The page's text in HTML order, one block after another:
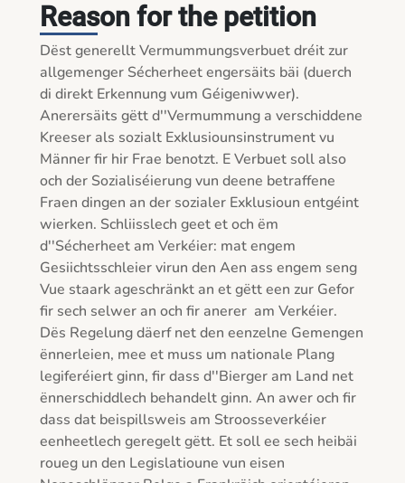
Reason for the petition
Dëst generellt Vermummungsverbuet dréit zur
allgemenger Sécherheet engersäits bäi (duerch
di direkt Erkennung vum Géigeniwwer).
Anerersäits gëtt d''Vermummung a verschiddene
Kreeser als sozialt Exklusiounsinstrument vu
Männer fir hir Frae benotzt. E Verbuet soll also
och der Sozialiséierung vun deene betraffene
Fraen dingen an der sozialer Exklusioun entgéint
wierken. Schliisslech geet et och ëm
d''Sécherheet am Verkéier: mat engem
Gesiichtsschleier virun den Aen ass engem seng
Vue staark ageschränkt an et gëtt een zur Gefor
fir sech selwer an och fir anerer  am Verkéier.
Dës Regelung däerf net den eenzelne Gemengen
ënnerleien, mee et muss um nationale Plang
legiferéiert ginn, fir dass d''Bierger am Land net
ënnerschiddlech behandelt ginn. An awer och fir
dass dat beispillsweis am Stroosseverkéier
eenheetlech geregelt gëtt. Et soll ee sech heibäi
roueg un den Legislatioune vun eisen